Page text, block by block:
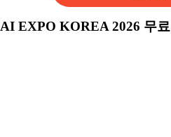
AI EXPO KOREA 2026 무